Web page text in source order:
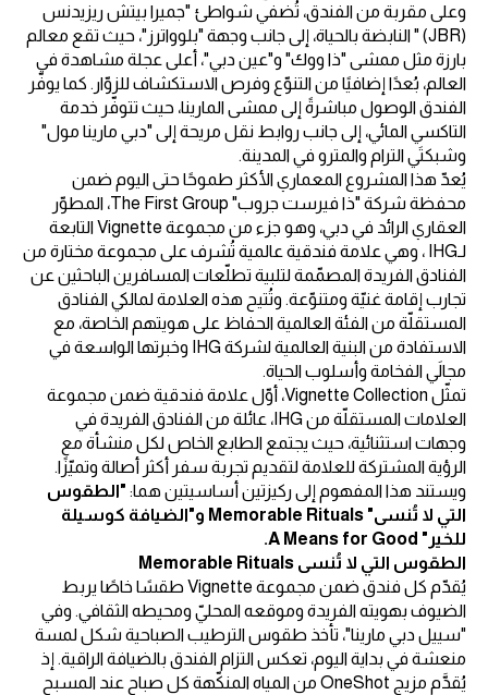
وعلى مقربة من الفندق، تُضفي شواطئ "جميرا بيتش ريزيدنس
(JBR) " النابضة بالحياة، إلى جانب وجهة "بلوواترز"، حيث تقع معالم
بارزة مثل ممشى "ذا ووك" و"عين دبي"، أعلى عجلة مشاهدة في
العالم، بُعدًا إضافيًا من التنوّع وفرص الاستكشاف للزوّار. كما يوفّر
الفندق الوصول مباشرةً إلى ممشى المارينا، حيث تتوفّر خدمة
التاكسي المائي، إلى جانب روابط نقل مريحة إلى "دبي مارينا مول"
وشبكتَي الترام والمترو في المدينة.
يُعدّ هذا المشروع المعماري الأكثر طموحًا حتى اليوم ضمن
محفظة شركة "ذا فيرست جروب" The First Group، المطوّر
العقاري الرائد في دبي، وهو جزء من مجموعة Vignette التابعة
لـIHG ، وهي علامة فندقية عالمية تُشرف على مجموعة مختارة من
الفنادق الفريدة المصمّمة لتلبية تطلّعات المسافرين الباحثين عن
تجارب إقامة غنيّة ومتنوّعة. وتُتيح هذه العلامة لمالكي الفنادق
المستقلّة من الفئة العالمية الحفاظ على هويتهم الخاصة، مع
الاستفادة من البنية العالمية لشركة IHG وخبرتها الواسعة في
مجالَي الفخامة وأسلوب الحياة.
تمثّل Vignette Collection، أوّل علامة فندقية ضمن مجموعة
العلامات المستقلّة من IHG، عائلة من الفنادق الفريدة في
وجهات استثنائية، حيث يجتمع الطابع الخاص لكل منشأة مع
الرؤية المشتركة للعلامة لتقديم تجربة سفر أكثر أصالة وتميّزًا.
ويستند هذا المفهوم إلى ركيزتين أساسيتين هما: "الطقوس
التي لا تُنسى" Memorable Rituals و"الضيافة كوسيلة
للخير" A Means for Good.
الطقوس التي لا تُنسى Memorable Rituals
يُقدّم كل فندق ضمن مجموعة Vignette طقسًا خاصًا يربط
الضيوف بهويته الفريدة وموقعه المحليّ ومحيطه الثقافي. وفي
"سييل دبي مارينا"، تأخذ طقوس الترطيب الصباحية شكل لمسة
منعشة في بداية اليوم، تعكس التزام الفندق بالضيافة الراقية. إذ
يُقدَّم مزيج OneShot من المياه المنكّهة كل صباح عند المسبح